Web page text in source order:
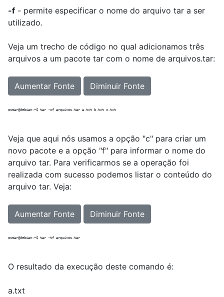
-f - permite especificar o nome do arquivo tar a ser
utilizado.
Veja um trecho de código no qual adicionamos três
arquivos a um pacote tar com o nome de arquivos.tar:
Aumentar Fonte Diminuir Fonte
Veja que aqui nós usamos a opção "c" para criar um
novo pacote e a opção "f" para informar o nome do
arquivo tar. Para verificarmos se a operação foi
realizada com sucesso podemos listar o conteúdo do
arquivo tar. Veja:
Aumentar Fonte Diminuir Fonte
O resultado da execução deste comando é:
a.txt